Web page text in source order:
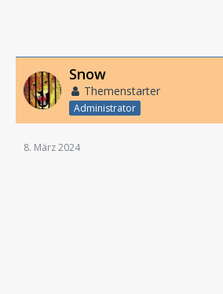
Snow
Themenstarter
Administrator
8. März 2024